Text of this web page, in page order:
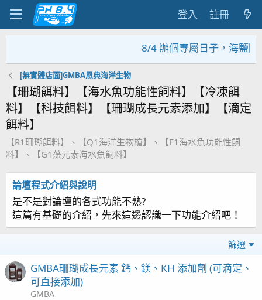
登入 註冊
8/4 辦個專屬日子，海鹽回
[無實體店面]GMBA恩典海洋生物
【珊瑚餌料】【海水魚功能性飼料】【冷凍餌
料】【科技餌料】【珊瑚成長元素添加】【滴定
餌料】
【R1珊瑚餌料】、【Q1海洋生物槍】、【F1海水魚功能性飼
料】、【G1藻元素海水魚飼料】
論壇程式介紹與說明
是不是對論壇的各式功能不熟?
這篇有基礎的介紹，先來這邊認識一下功能介紹吧！
篩選
GMBA珊瑚成長元素 鈣、鎂、KH 添加劑 (可滴定、
可直接添加)
GMBA